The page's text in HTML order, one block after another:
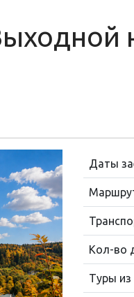
Даты
Кол-во
Туры из